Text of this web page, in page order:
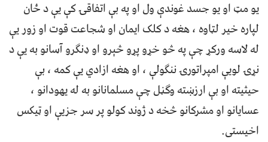
یو مټ او یو جسد غوندې ول او په بې اتفاقۍ کې یې د ځان
لپاره خیر لټاوه ، هغه د کلک ایمان او شجاعت قوت او زور یې
له لاسه ورکړ چې په څو خړو پړو څېرو او ډنګرو آسانو به یې د
نړۍ لویې امپراتورۍ ننګولې ، او هغه ازادي یې کمه ، بې
حیثیته او بې ارزښته وګڼل چې مسلمانانو به له یهودانو ،
عسایانو او مشرکانو څخه د ژوند کولو پر سر جزیې او ټیکس
اخیستی.